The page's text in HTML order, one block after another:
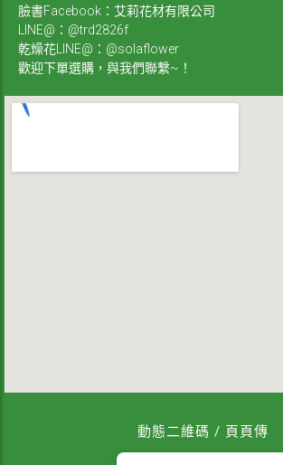
臉書Facebook：艾莉花材有限公司
LINE@：@trd2826f
乾燥花LINE@：@solaflower
歡迎下單選購，與我們聯繫~！
動態二維碼 / 頁頁傳